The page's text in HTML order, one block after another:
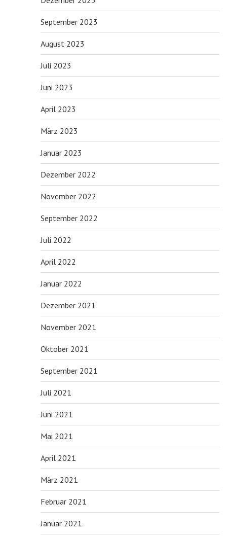
September 2023
August 2023
Juli 2023
Juni 2023
April 2023
März 2023
Januar 2023
Dezember 2022
November 2022
September 2022
Juli 2022
April 2022
Januar 2022
Dezember 2021
November 2021
Oktober 2021
September 2021
Juli 2021
Juni 2021
Mai 2021
April 2021
März 2021
Februar 2021
Januar 2021